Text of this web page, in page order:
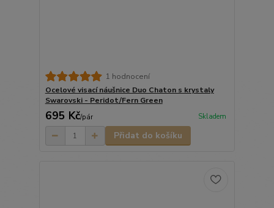
1 hodnocení
Ocelové visací náušnice Duo Chaton s krystaly
Swarovski - Peridot/Fern Green
695 Kč/pár Skladem
Přidat do košíku